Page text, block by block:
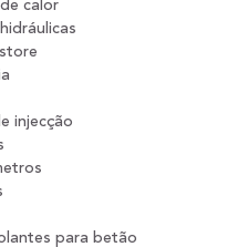
calor
injecção
para betão